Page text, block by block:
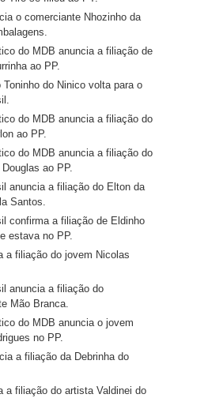
o comerciante Nhozinho da
do MDB anuncia a filiação de
ao PP.
Toninho do Ninico volta para o
do MDB anuncia a filiação do
ao PP.
do MDB anuncia a filiação do
ao PP.
anuncia a filiação do Elton da
Santos.
confirma a filiação de Eldinho
estava no PP.
a filiação do jovem Nicolas
anuncia a filiação do
Mão Branca.
do MDB anuncia o jovem
no PP.
a filiação da Debrinha do
a filiação do artista Valdinei do